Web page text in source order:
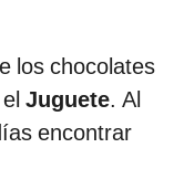
los chocolates
Juguete. Al
encontrar